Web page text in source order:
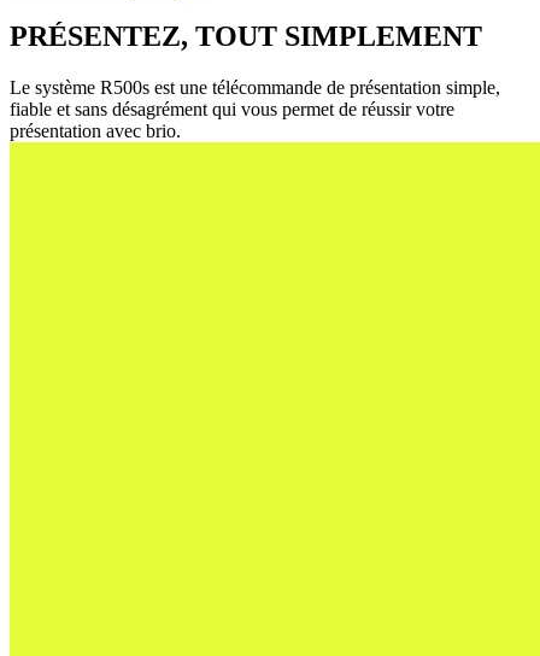
PRÉSENTEZ, TOUT SIMPLEMENT
Le système R500s est une télécommande de présentation simple,
fiable et sans désagrément qui vous permet de réussir votre
présentation avec brio.